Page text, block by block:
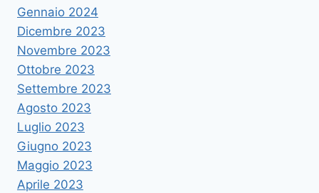
Gennaio 2024
Dicembre 2023
Novembre 2023
Ottobre 2023
Settembre 2023
Agosto 2023
Luglio 2023
Giugno 2023
Maggio 2023
Aprile 2023